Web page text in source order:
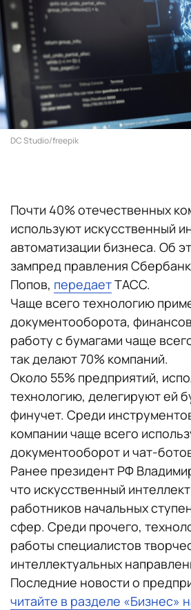
DC Studio/freepik
Почти 40% отечественных
используют искусственный
автоматизации бизнеса. Об
зампред правления
Попов, передаетТАСС.
Чаще всего технологию
документооборота,
работу с бумагами чаще
так делают 70% компаний.
Около 55% предприятий,
технологию, делегируют ей
финучет. Среди
компании чаще всего
документооборот и чат-
Ранее президент РФ
что искусственный
работников начальных
сфер. Среди прочего,
работы специалистов
интеллектуальных
Последние новости о
читайте в разделе «Бизнес»